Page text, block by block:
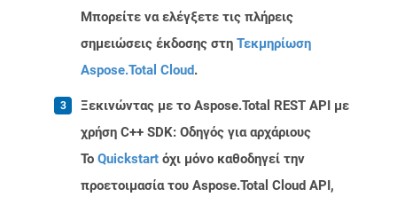
Μπορείτε να ελέγξετε τις πλήρεις
σημειώσεις έκδοσης στη Τεκμηρίωση
Aspose.Total Cloud.
Ξεκινώντας με το Aspose.Total REST API με
χρήση C++ SDK: Οδηγός για αρχάριους
Το Quickstart όχι μόνο καθοδηγεί την
προετοιμασία του Aspose.Total Cloud API,